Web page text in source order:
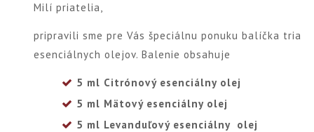
Milí priatelia,
pripravili sme pre Vás špeciálnu ponuku balíčka tria
esenciálnych olejov. Balenie obsahuje
5 ml Citrónový esenciálny olej
5 ml Mätový esenciálny olej
5 ml Levanduľový esenciálny olej